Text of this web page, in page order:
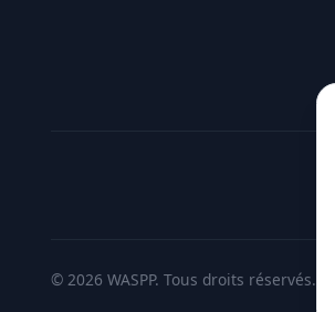
© 2026 WASPP. Tous droits réservés.